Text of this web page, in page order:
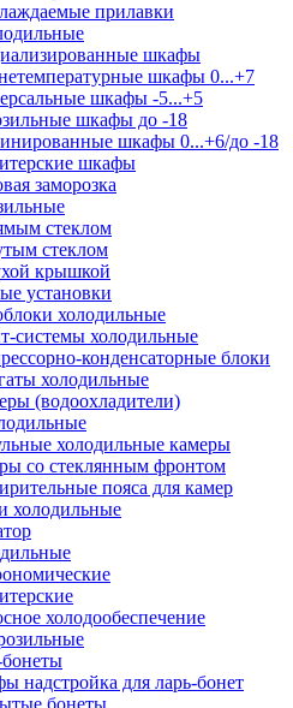
прилавки
шкафы
шкафы 0...+7
шкафы -5...+5
шкафы до -18
шкафы 0...+6/до -18
шкафы
заморозка
стеклом
стеклом
крышкой
установки
холодильные
системы холодильные
конденсаторные блоки
холодильные
(водоохладители)
холодильные камеры
со стеклянным фронтом
пояса для камер
холодильные
холодообеспечение
надстройка для ларь-бонет
бонеты